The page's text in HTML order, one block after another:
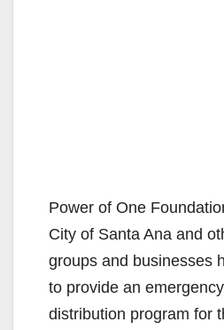
Power of One
City of Santa Ana and
groups and businesses
to provide an
distribution program for